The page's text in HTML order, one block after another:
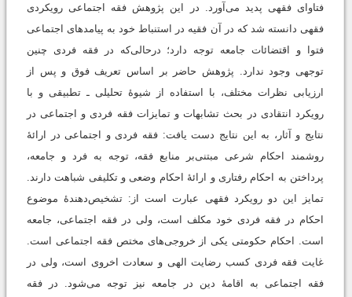
فتاوای فقهی پدید می‌آورد. در این پژوهش فقه ‌اجتماعی رویکردی
فقهی دانسته شد که در آن فقیه در استنباط خود به پیامدهای اجتماعی
فتوا و اقتضائات جامعه توجه دارد؛ درحالی‌که در فقه‌ فردی چنین
توجهی وجود ندارد. پژوهش حاضر بر اساس تعریف فوق و پس از
ارزیابی نظرات مختلف، با استفاده از شیوۀ تحلیلی ـ تطبیقی و با
رویکرد انتقادی در بحث تشابهات و تمایزات فقه فردی و اجتماعی در
نتایج و آثار، به این نتایج دست یافت: فقه ‌فردی و اجتماعی در ارائۀ
روشمند احکام شرعی مبتنی‌بر منابع فقه، توجه به فرد و جامعه،
پرداختن به احکام رفتاری و ارائۀ احکام وضعی و تکلیفی شباهت دارند.
تمایز این دو رویکرد فقهی عبارت است از: تشخیص‌دهندۀ موضوع
احکام در فقه ‌فردی خود مکلف است، ولی در فقه ‌اجتماعی، جامعه
است. احکام حکومتی یکی از خروجی‌های مختص فقه ‌اجتماعی است.
غایت فقه‌ فردی کسب رضایت الهی و سعادت اخروی است، ولی در
فقه‌ اجتماعی به اقامۀ دین در جامعه نیز توجه می‌شود. در فقه